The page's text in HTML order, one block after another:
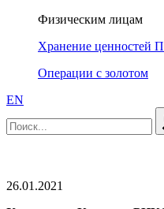
Физическим лицам
Хранение ценностей
Операции с золотом
EN
26.01.2021